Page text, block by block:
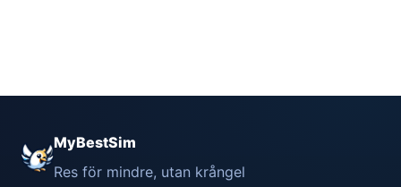
MyBestSim
Res för mindre, utan krångel